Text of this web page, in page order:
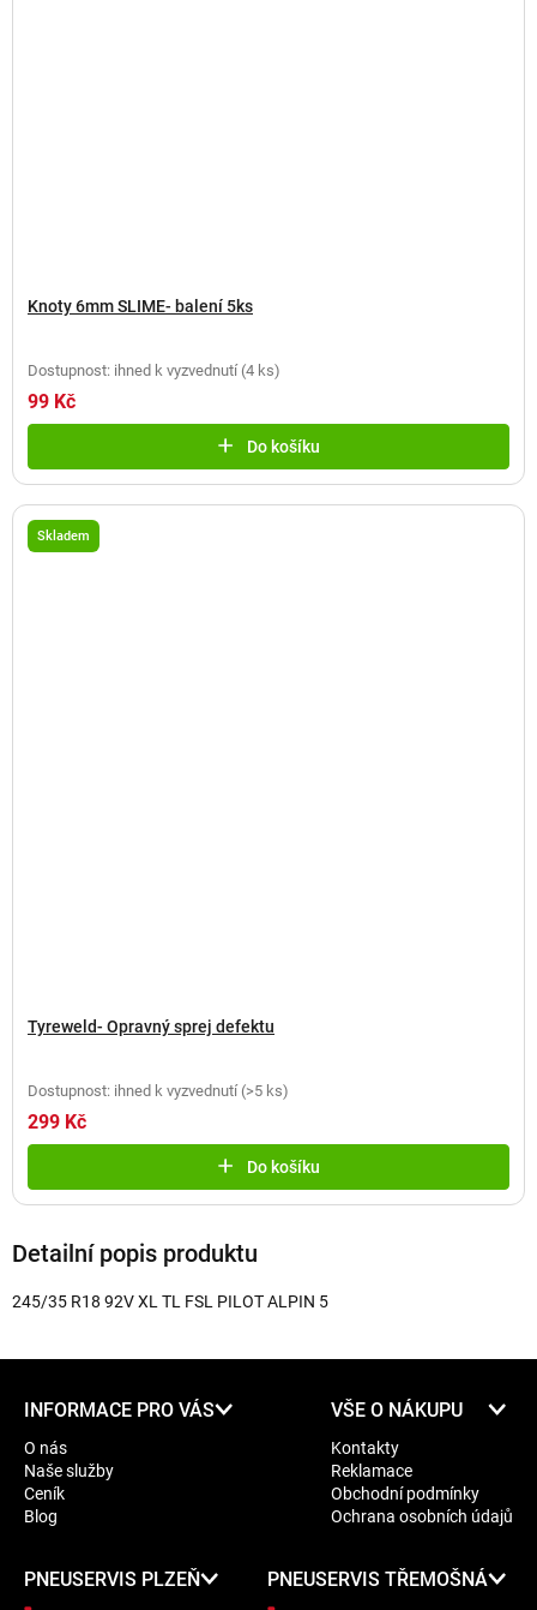
Knoty 6mm SLIME- balení 5ks
Dostupnost: ihned k vyzvednutí (4 ks)
99 Kč
Do košíku
Skladem
Tyreweld- Opravný sprej defektu
Dostupnost: ihned k vyzvednutí (>5 ks)
299 Kč
Do košíku
Detailní popis produktu
245/35 R18 92V XL TL FSL PILOT ALPIN 5
INFORMACE PRO VÁS
O nás
Naše služby
Ceník
Blog
VŠE O NÁKUPU
Kontakty
Reklamace
Obchodní podmínky
Ochrana osobních údajů
PNEUSERVIS PLZEŇ PNEUSERVIS TŘEMOŠNÁ